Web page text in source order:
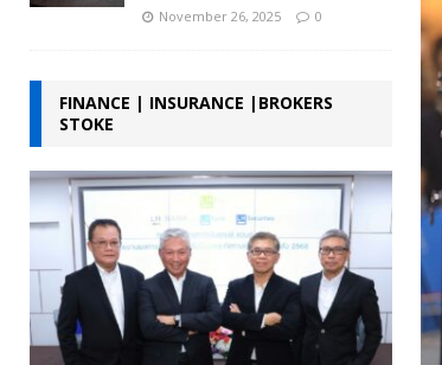
November 26, 2025 0
FINANCE | INSURANCE |BROKERS
STOKE